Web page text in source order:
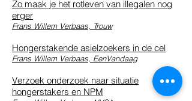
Zo maak je het rotleven van illegalen nog
erger
Frans Willem Verbaas, Trouw
Hongerstakende asielzoekers in de cel
Frans Willem Verbaas, EenVandaag
Verzoek onderzoek naar situatie
hongerstakers en NPM